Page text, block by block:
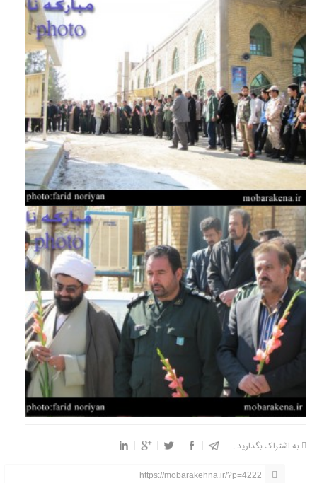
به اشتراک بگذارید :
https://mobarakehna.ir/?p=4222